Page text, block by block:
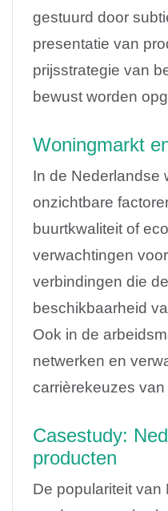
gestuurd door
presentatie van
prijsstrategie van
bewust worden
Woningmarkt
In de Nederlandse
onzichtbare
buurtkwaliteit of
verwachtingen
verbindingen die
beschikbaarheid
Ook in de
netwerken en
carrièrekeuzes
Casestudy:
producten
De populariteit van